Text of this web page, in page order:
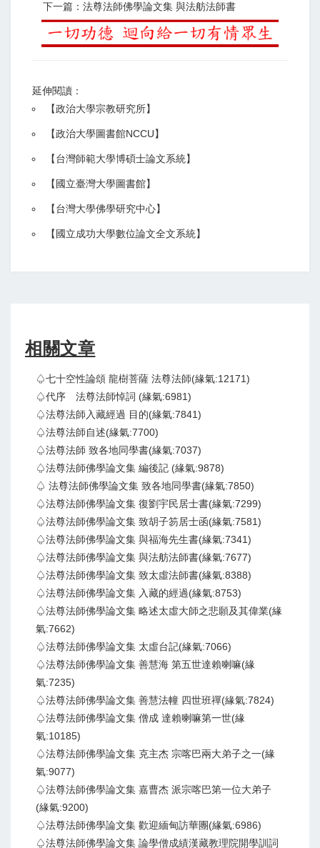
下一篇：法尊法師佛學論文集 與法舫法師書
延伸閱讀：
【政治大學宗教研究所】
【政治大學圖書館NCCU】
【台灣師範大學博碩士論文系統】
【 國立臺灣大學圖書館】
【台灣大學佛學研究中心】
【 國立成功大學數位論文全文系統】
相關文章
♤七十空性論頌 龍樹菩薩 法尊法師(緣氣:12171)
♤代序 法尊法師悼詞 (緣氣:6981)
♤法尊法師入藏經過 目的(緣氣:7841)
♤法尊法師自述(緣氣:7700)
♤法尊法師 致各地同學書(緣氣:7037)
♤法尊法師佛學論文集 編後記 (緣氣:9878)
♤ 法尊法師佛學論文集 致各地同學書(緣氣:7850)
♤法尊法師佛學論文集 復劉宇民居士書(緣氣:7299)
♤法尊法師佛學論文集 致胡子笏居士函(緣氣:7581)
♤法尊法師佛學論文集 與福海先生書(緣氣:7341)
♤法尊法師佛學論文集 與法舫法師書(緣氣:7677)
♤法尊法師佛學論文集 致太虛法師書(緣氣:8388)
♤法尊法師佛學論文集 入藏的經過(緣氣:8753)
♤法尊法師佛學論文集 略述太虛大師之悲願及其偉業(緣
氣:7662)
♤法尊法師佛學論文集 太虛台記(緣氣:7066)
♤法尊法師佛學論文集 善慧海 第五世達賴喇嘛(緣
氣:7235)
♤法尊法師佛學論文集 善慧法幢 四世班禪(緣氣:7824)
♤法尊法師佛學論文集 僧成 達賴喇嘛第一世(緣
氣:10185)
♤法尊法師佛學論文集 克主杰 宗喀巴兩大弟子之一(緣
氣:9077)
♤法尊法師佛學論文集 嘉曹杰 派宗喀巴第一位大弟子
(緣氣:9200)
♤法尊法師佛學論文集 歡迎緬甸訪華團(緣氣:6986)
♤法尊法師佛學論文集 論學僧成績漢藏教理院開學訓詞